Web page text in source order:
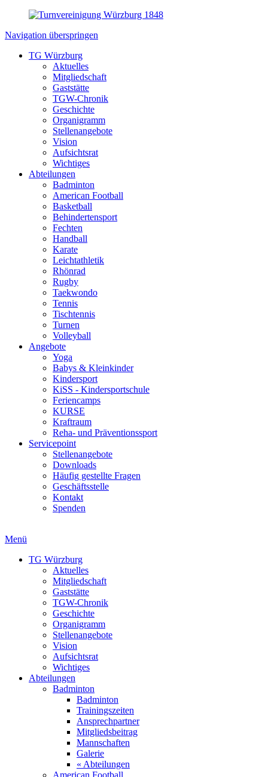
Navigation überspringen
TG Würzburg
Aktuelles
Mitgliedschaft
Gaststätte
TGW-Chronik
Geschichte
Organigramm
Stellenangebote
Vision
Aufsichtsrat
Wichtiges
Abteilungen
Badminton
American Football
Basketball
Behindertensport
Fechten
Handball
Karate
Leichtathletik
Rhönrad
Rugby
Taekwondo
Tennis
Tischtennis
Turnen
Volleyball
Angebote
Yoga
Babys & Kleinkinder
Kindersport
KiSS - Kindersportschule
Feriencamps
KURSE
Kraftraum
Reha- und Präventionssport
Servicepoint
Stellenangebote
Downloads
Häufig gestellte Fragen
Geschäftsstelle
Kontakt
Spenden
Menü
TG Würzburg
Aktuelles
Mitgliedschaft
Gaststätte
TGW-Chronik
Geschichte
Organigramm
Stellenangebote
Vision
Aufsichtsrat
Wichtiges
Abteilungen
Badminton
Badminton
Trainingszeiten
Ansprechpartner
Mitgliedsbeitrag
Mannschaften
Galerie
« Abteilungen
American Football